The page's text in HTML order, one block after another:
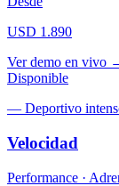
USD 1.890
Ver demo en vivo
Disponible
— Deportivo
Velocidad
Performance ·